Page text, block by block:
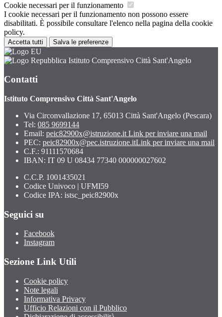
Cookie necessari per il funzionamento
I cookie necessari per il funzionamento non possono essere
disabilitati. È possibile consultare l'elenco nella pagina della cookie
policy.
Accetta tutti Salva le preferenze
Istituto Comprensivo Città Sant'Angelo
Contatti
Istituto Comprensivo Città Sant'Angelo
Via Circonvallazione 17, 65013 Città Sant'Angelo (Pescara)
Tel: 085 9699144
Email: peic82900x@istruzione.it Link per inviare una mail
PEC: peic82900x@pec.istruzione.itLink per inviare una mail
C.F.: 91111570684
IBAN: IT 09 U 08434 77340 000000027602
C.C.P. 1001435021
Codice Univoco | UFMI59
Codice IPA: istsc_peic82900x
Seguici su
Facebook
Instagram
Sezione Link Utili
Cookie policy
Note legali
Informativa Privacy
Ufficio Relazioni con il Pubblico